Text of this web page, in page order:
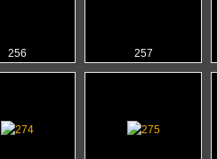
256 257